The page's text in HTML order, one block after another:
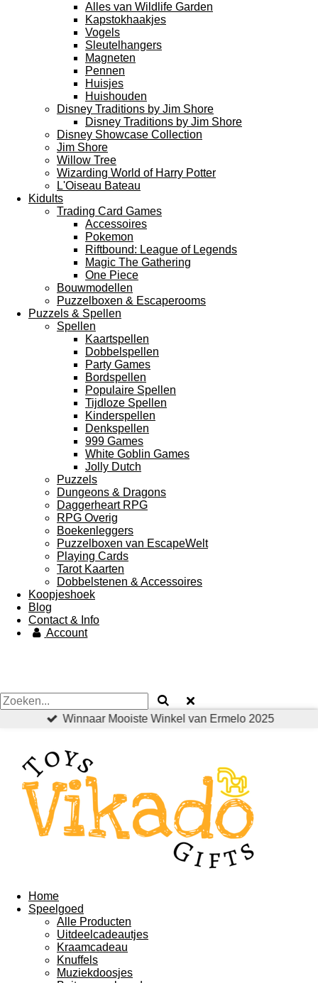
Alles van Wildlife Garden
Kapstokhaakjes
Vogels
Sleutelhangers
Magneten
Pennen
Huisjes
Huishouden
Disney Traditions by Jim Shore
Disney Traditions by Jim Shore
Disney Showcase Collection
Jim Shore
Willow Tree
Wizarding World of Harry Potter
L'Oiseau Bateau
Kidults
Trading Card Games
Accessoires
Pokemon
Riftbound: League of Legends
Magic The Gathering
One Piece
Bouwmodellen
Puzzelboxen & Escaperooms
Puzzels & Spellen
Spellen
Kaartspellen
Dobbelspellen
Party Games
Bordspellen
Populaire Spellen
Tijdloze Spellen
Kinderspellen
Denkspellen
999 Games
White Goblin Games
Jolly Dutch
Puzzels
Dungeons & Dragons
Daggerheart RPG
RPG Overig
Boekenleggers
Puzzelboxen van EscapeWelt
Playing Cards
Tarot Kaarten
Dobbelstenen & Accessoires
Koopjeshoek
Blog
Contact & Info
Account
Winnaar Mooiste Winkel van Ermelo 2025
Home
Speelgoed
Alle Producten
Uitdeelcadeautjes
Kraamcadeau
Knuffels
Muziekdoosjes